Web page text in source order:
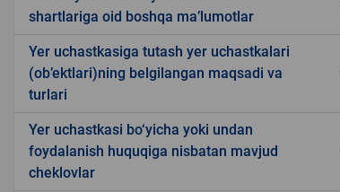
shartlariga oid boshqa ma’lumotlar
Yer uchastkasiga tutash yer uchastkalari
(ob’ektlari)ning belgilangan maqsadi va
turlari
Yer uchastkasi bo‘yicha yoki undan
foydalanish huquqiga nisbatan mavjud
cheklovlar